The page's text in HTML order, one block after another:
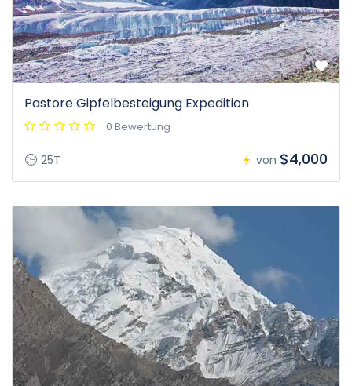
Pastore Gipfelbesteigung Expedition
0 Bewertung
25T von $4,000